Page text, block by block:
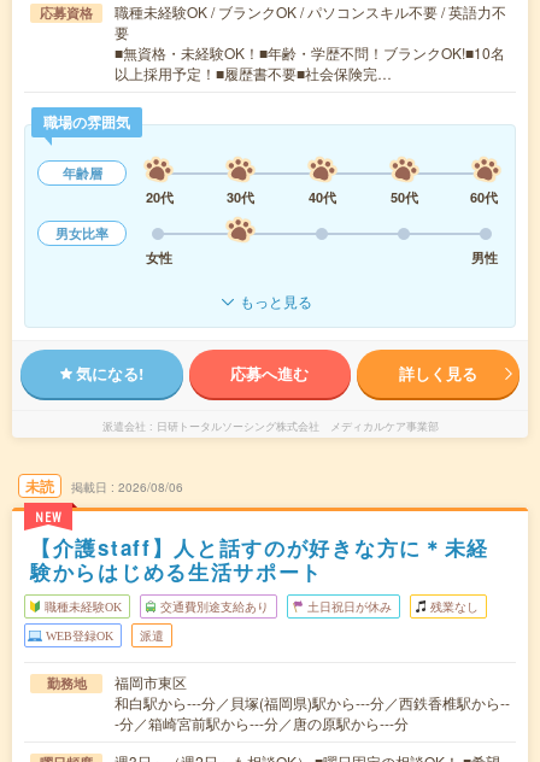
応募資格
職種未経験OK / ブランクOK / パソコンスキル不要 / 英語力不
要
■無資格・未経験OK！■年齢・学歴不問！ブランクOK!■10名
以上採用予定！■履歴書不要■社会保険完…
職場の雰囲気
年齢層
20代
30代 40代 50代
60代
男女比率
女性
男性
もっと見る
気になる! 応募へ進む 詳しく見る
派遣会社 日研トータルソーシング株式会社 メディカルケア事業部
未読
NEW
掲載日 2026/08/06
【介護staff】人と話すのが好きな方に＊未経
験からはじめる生活サポート
職種未経験OK 交通費別途支給あり 土日祝日が休み 残業なし
WEB登録OK 派遣
勤務地
福岡市東区
和白駅から---分／貝塚(福岡県)駅から---分／西鉄香椎駅から--
-分／箱崎宮前駅から---分／唐の原駅から---分